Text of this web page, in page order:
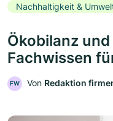
Nachhaltigkeit &
Ökobilanz
Fachwissen
FW Von Redaktion